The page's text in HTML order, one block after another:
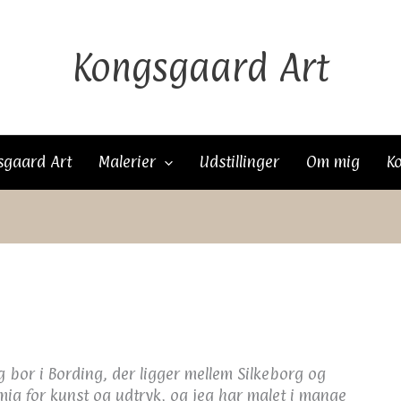
Kongsgaard Art
Art Malerier Udstillinger Om mig
bor i Bording, der ligger mellem Silkeborg og
for kunst og udtryk, og jeg har malet i mange